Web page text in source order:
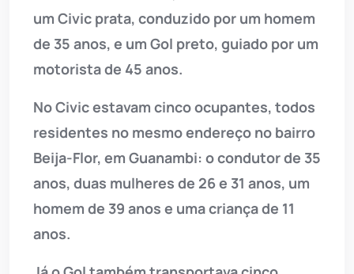
um Civic prata, conduzido por um homem
de 35 anos, e um Gol preto, guiado por um
motorista de 45 anos.
No Civic estavam cinco ocupantes, todos
residentes no mesmo endereço no bairro
Beija-Flor, em Guanambi: o condutor de 35
anos, duas mulheres de 26 e 31 anos, um
homem de 39 anos e uma criança de 11
anos.